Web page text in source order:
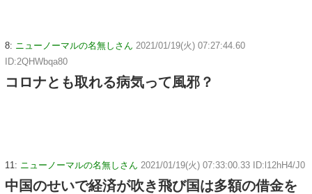
8: ニューノーマルの名無しさん 2021/01/19(火) 07:27:44.60
ID:2QHWbqa80
コロナとも取れる病気って風邪？
11: ニューノーマルの名無しさん 2021/01/19(火) 07:33:00.33 ID:l12hH4/J0
中国のせいで経済が吹き飛び国は多額の借金を